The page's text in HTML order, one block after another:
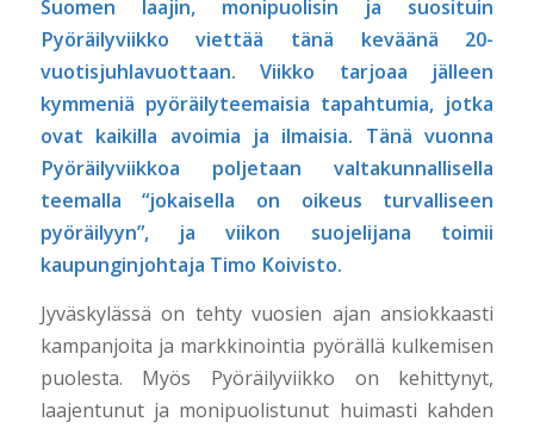
Suomen laajin, monipuolisin ja suosituin
Pyöräilyviikko viettää tänä keväänä 20-
vuotisjuhlavuottaan. Viikko tarjoaa jälleen
kymmeniä pyöräilyteemaisia tapahtumia, jotka
ovat kaikilla avoimia ja ilmaisia. Tänä vuonna
Pyöräilyviikkoa poljetaan valtakunnallisella
teemalla “jokaisella on oikeus turvalliseen
pyöräilyyn”, ja viikon suojelijana toimii
kaupunginjohtaja Timo Koivisto.
Jyväskylässä on tehty vuosien ajan ansiokkaasti
kampanjoita ja markkinointia pyörällä kulkemisen
puolesta. Myös Pyöräilyviikko on kehittynyt,
laajentunut ja monipuolistunut huimasti kahden